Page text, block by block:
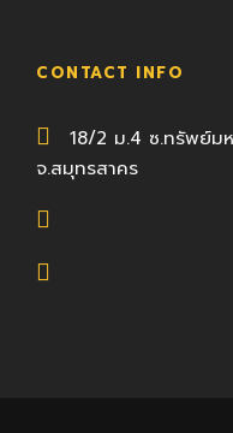
CONTACT INFO
18/2 ม.4 ซ.ทรัพย์ม
จ.สมุทรสาคร